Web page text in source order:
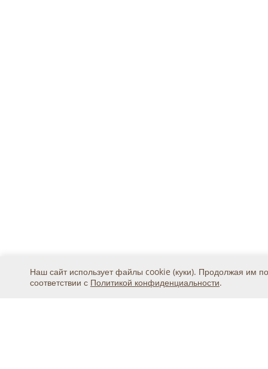
Наш сайт использует файлы cookie (куки). Продолжая им
соответствии с Политикой конфиденциальности.